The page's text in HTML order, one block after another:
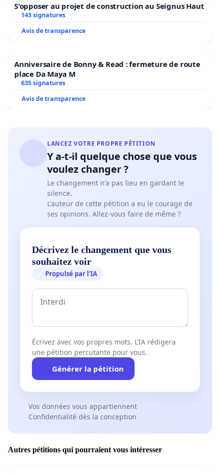
S'opposer au projet de construction au Seignus Haut
143 signatures
Avis de transparence
Anniversaire de Bonny & Read : fermeture de route
place Da Maya M
635 signatures
Avis de transparence
LANCEZ VOTRE PROPRE PÉTITION
Y a-t-il quelque chose que vous
voulez changer ?
Le changement n'a pas lieu en gardant le
silence.
L'auteur de cette pétition a eu le courage de
ses opinions. Allez-vous faire de même ?
Décrivez le changement que vous
souhaitez voir
Propulsé par l’IA
Écrivez avec vos propres mots. L’IA rédigera
une pétition percutante pour vous.
Générer la pétition
Vos données vous appartiennent
Confidentialité dès la conception
Autres pétitions qui pourraient vous intéresser